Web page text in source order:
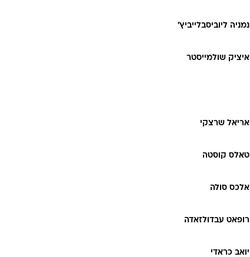
נמניה ליוביסבלייביץ'
איציק שולמייסטר
אריאל שרצקי
טאלס קוסטה
אלכס סולה
רופאט עבדולזאדה
יואב כראדי